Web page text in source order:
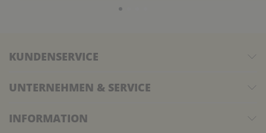
KUNDENSERVICE
UNTERNEHMEN & SERVICE
INFORMATION